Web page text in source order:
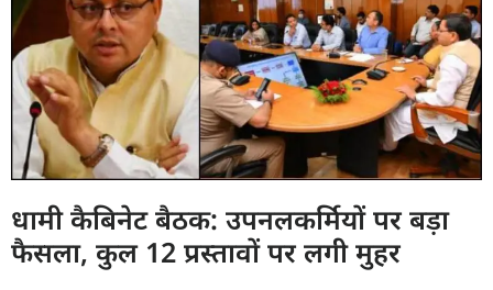
धामी कैबिनेट बैठक: उपनलकर्मियों पर बड़ा
फैसला, कुल 12 प्रस्तावों पर लगी मुहर